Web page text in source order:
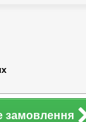
замовлення